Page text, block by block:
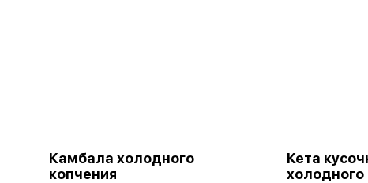
Камбала холодного
копчения
Кета
холодного